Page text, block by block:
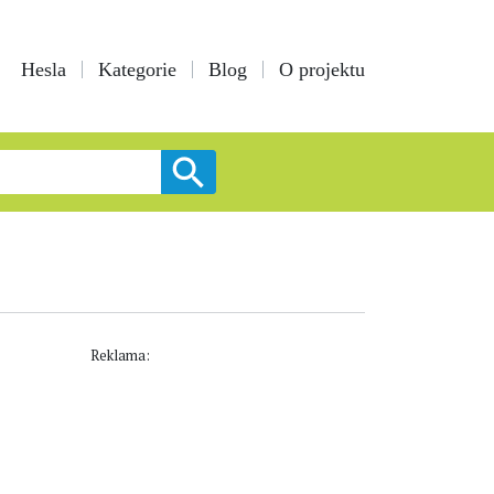
Hesla Kategorie Blog O projektu
Reklama: